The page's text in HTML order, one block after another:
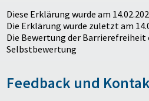
Diese Erklärung wurde am
Die Erklärung wurde zuletzt am
Die Bewertung der
Selbstbewertung
Feedback und